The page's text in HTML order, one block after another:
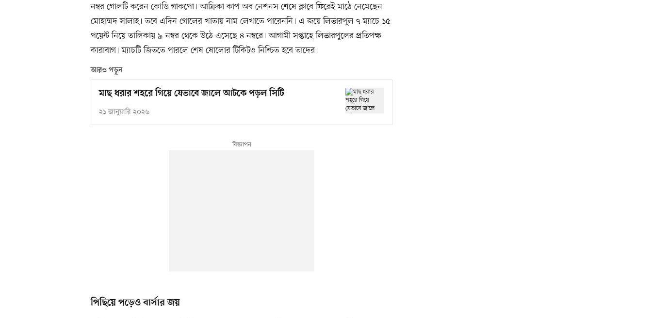
নম্বর গোলটি করেন কোডি গাকপো। আফ্রিকা কাপ অব নেশনস শেষে ক্লাবে ফিরেই মাঠে নেমেছেন
মোহাম্মদ সালাহ। তবে এদিন গোলের খাতায় নাম লেখাতে পারেননি। এ জয়ে লিভারপুল ৭ ম্যাচে ১৫
পয়েন্ট নিয়ে তালিকায় ৯ নম্বর থেকে উঠে এসেছে ৪ নম্বরে। আগামী সপ্তাহে লিভারপুলের প্রতিপক্ষ
কারাবাগ। ম্যাচটি জিততে পারলে শেষ ষোলোর টিকিটও নিশ্চিত হবে তাদের।
আরও পড়ুন
মাছ ধরার শহরে গিয়ে যেভাবে জালে আটকে পড়ল সিটি
২১ জানুয়ারি ২০২৬
পিছিয়ে পড়েও বার্সার জয়